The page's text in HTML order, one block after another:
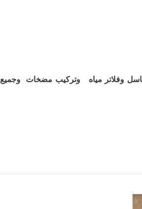
وفلاتر مياه وتركيب مضخات وجميع